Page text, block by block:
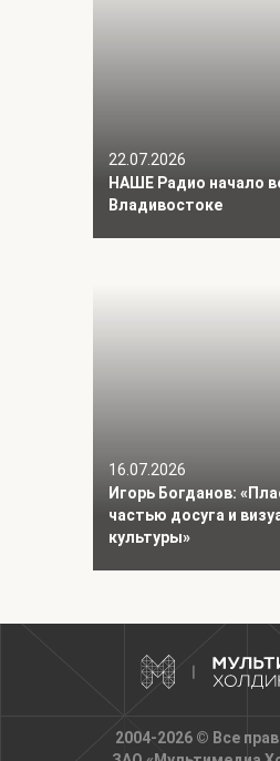
22.07.2026
НАШЕ Радио начало
Владивостоке
16.07.2026
Игорь Богданов:
частью досуга и
культуры»
2004-2026 © Все